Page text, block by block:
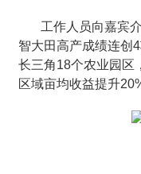
工作人员向嘉宾
智大田高产成绩连创
长三角18个农业园区
区域亩均收益提升